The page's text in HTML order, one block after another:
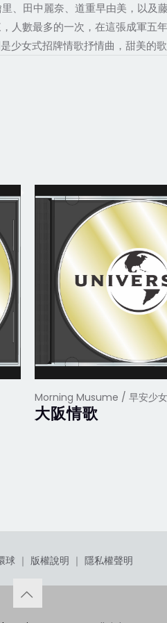
田中麗奈、道重早由美，以及
人數最多的一次，在這張成軍
女式招牌情歌抒情曲，甜美的
Morning Musume / 早安少
大阪情歌
球｜ 版權說明 ｜ 隱私權聲明